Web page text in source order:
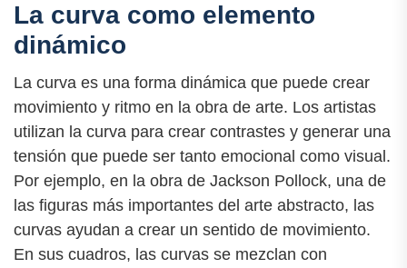
La curva como elemento
dinámico
La curva es una forma dinámica que puede crear
movimiento y ritmo en la obra de arte. Los artistas
utilizan la curva para crear contrastes y generar una
tensión que puede ser tanto emocional como visual.
Por ejemplo, en la obra de Jackson Pollock, una de
las figuras más importantes del arte abstracto, las
curvas ayudan a crear un sentido de movimiento.
En sus cuadros, las curvas se mezclan con